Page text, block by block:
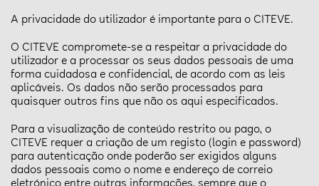
A privacidade do utilizador é importante para o CITEVE.
O CITEVE compromete-se a respeitar a privacidade do
utilizador e a processar os seus dados pessoais de uma
forma cuidadosa e confidencial, de acordo com as leis
aplicáveis. Os dados não serão processados para
quaisquer outros fins que não os aqui especificados.
Para a visualização de conteúdo restrito ou pago, o
CITEVE requer a criação de um registo (login e password)
para autenticação onde poderão ser exigidos alguns
dados pessoais como o nome e endereço de correio